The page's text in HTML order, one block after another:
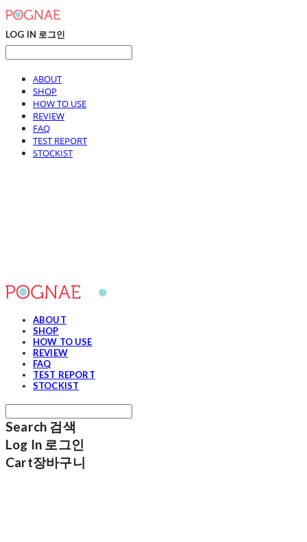
LOG IN 로그인
ABOUT
SHOP
HOW TO USE
REVIEW
FAQ
TEST REPORT
STOCKIST
ABOUT
SHOP
HOW TO USE
REVIEW
FAQ
TEST REPORT
STOCKIST
Search 검색
Log In 로그인
Cart장바구니